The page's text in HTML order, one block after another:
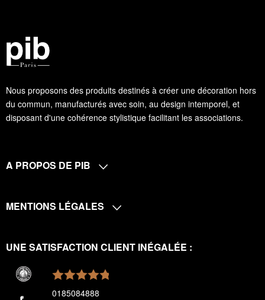
Nous proposons des produits destinés à créer une décoration hors
du commun, manufacturés avec soin, au design intemporel, et
disposant d'une cohérence stylistique facilitant les associations.
A PROPOS DE PIB
MENTIONS LÉGALES
UNE SATISFACTION CLIENT INÉGALÉE :
0185084888